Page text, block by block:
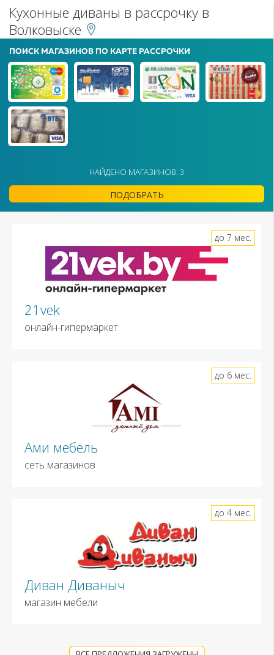
Кухонные диваны в рассрочку в
Волковыске
ПОИСК МАГАЗИНОВ ПО КАРТЕ РАССРОЧКИ
НАЙДЕНО МАГАЗИНОВ: 3
ПОДОБРАТЬ
21vek
онлайн-гипермаркет
до 7 мес.
Ами мебель
сеть магазинов
до 6 мес.
Диван Диваныч
магазин мебели
до 4 мес.